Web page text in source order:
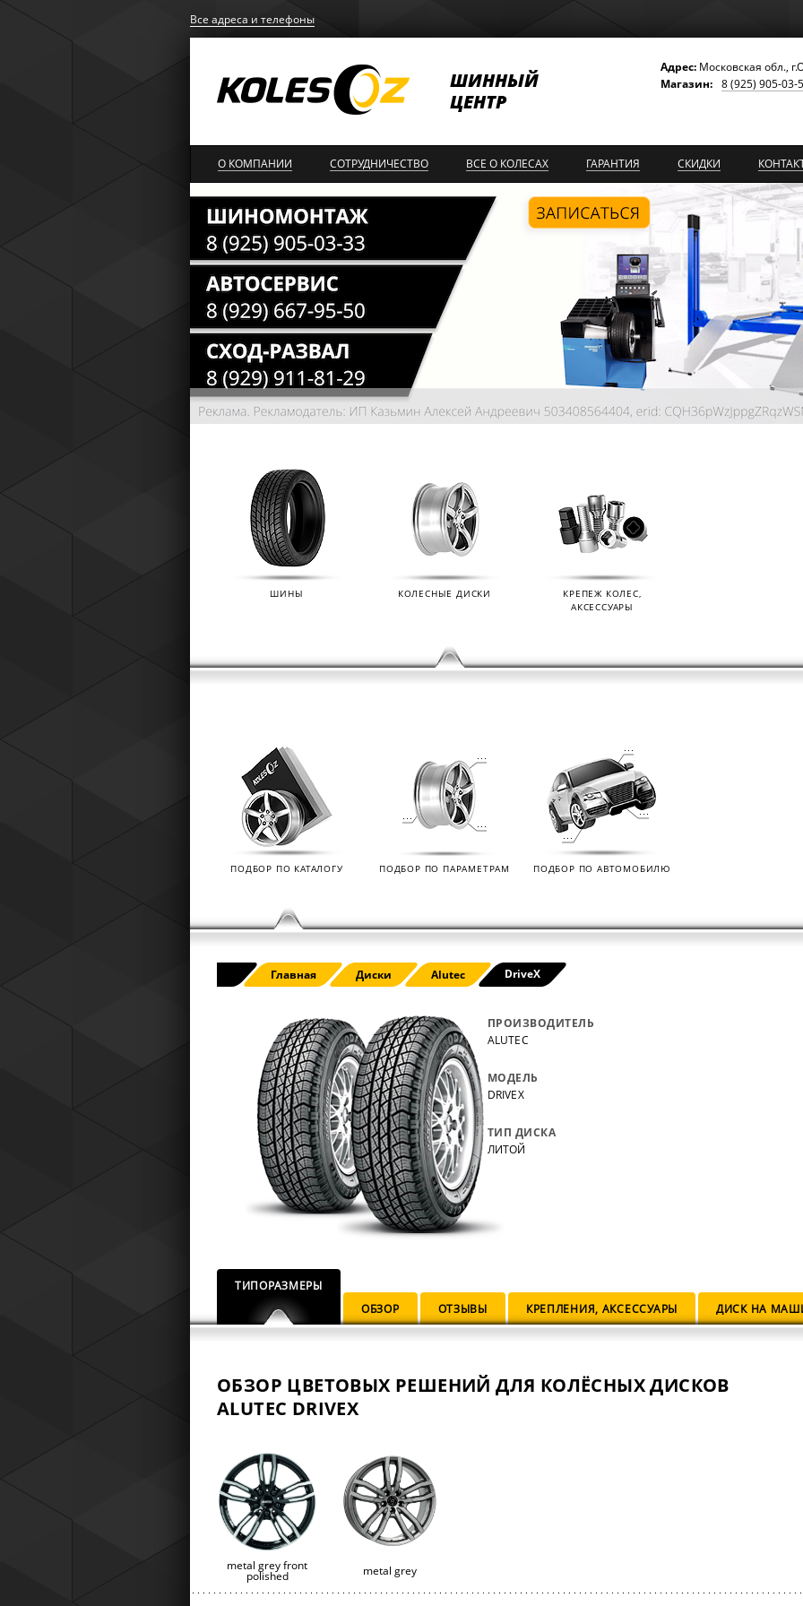
Все адреса и телефоны
ШИННЫЙ
ЦЕНТР
Адрес: Московская обл.,
Магазин: 8 (925) 905-03-
О КОМПАНИИ СОТРУДНИЧЕСТВО ВСЕ О КОЛЕСАХ ГАРАНТИЯ СКИДКИ
01.01.2025
Расширенная гарантия Nokian Tyres (Ikon
Tyres) защищает от эксплуатационных
повреждений — проколов, порезов,
разрывов и вздутий боковины.
Мы продаем датчики давления в колеса
на все автомобили.
ШИНЫ КОЛЕСНЫЕ ДИСКИ
КРЕПЕЖ КОЛЕС,
АКСЕССУАРЫ
ПОДБОР ПО КАТАЛОГУ ПОДБОР ПО ПАРАМЕТРАМ ПОДБОР ПО АВТОМОБИЛЮ
Главная Диски Alutec DriveX
ПРОИЗВОДИТЕЛЬ
ALUTEC
МОДЕЛЬ
DRIVEX
ТИП ДИСКА
ЛИТОЙ
ТИПОРАЗМЕРЫ
ОБЗОР
ОТЗЫВЫ КРЕПЛЕНИЯ, АКСЕССУАРЫ ДИСК НА
ОБЗОР ЦВЕТОВЫХ РЕШЕНИЙ ДЛЯ КОЛЁСНЫХ ДИСКОВ
ALUTEC DRIVEX
metal grey front
polished metal grey